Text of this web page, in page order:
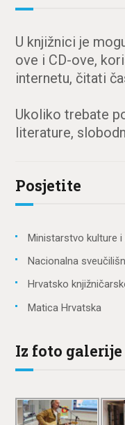
U knjižnici je
ove i CD-ove,
internetu, čitati
Ukoliko trebate
literature,
Posjetite
Ministarstvo kulture i
Nacionalna
Hrvatsko
Matica Hrvatska
Iz foto galerije